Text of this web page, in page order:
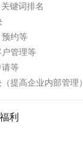
键词排名
约等
管理等
请等
提高企业内部管理）
利